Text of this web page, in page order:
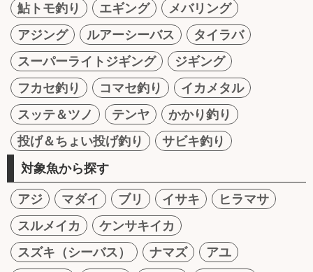
鮎トモ釣り
エギング
メバリング
アジング
ルアーシーバス
タイラバ
スーパーライトジギング
ジギング
フカセ釣り
コマセ釣り
イカメタル
スッテ＆ツノ
テンヤ
かかり釣り
投げ＆ちょい投げ釣り
サビキ釣り
対象魚から探す
アジ マダイ ブリ イサキ
ヒラマサ
スルメイカ
ケンサキイカ
スズキ（シーバス）
ナマズ
アユ